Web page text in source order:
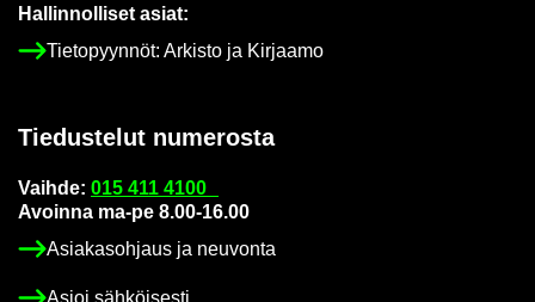
Hal­lin­nol­li­set asiat:
Tie­to­pyyn­nöt: Ar­kis­to ja Kir­jaa­mo
Tie­dus­te­lut nu­me­ros­ta
Vaih­de: 015 411 4100
Avoin­na ma-pe 8.00-16.00
Asia­kas­oh­jaus ja neu­von­ta